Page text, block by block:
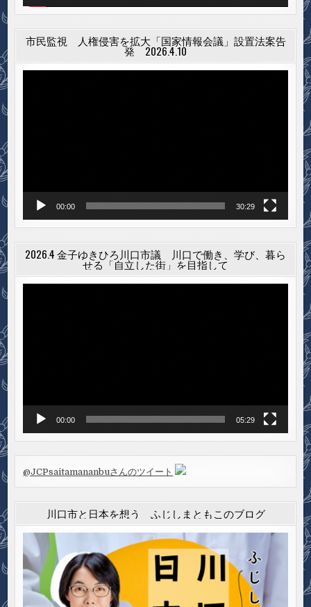
市民監視 人権侵害を拡大「国家情報会議」設置法案告
発 2026.4.10
00:00 30:29
2026.4 金子ゆきひろ川口市議 川口で働き、学び、暮ら
せる「自立した街」を目指して
00:00 05:29
@JCPsaitamananbuさんのツイート
川口市と日本を想う ふじしまともこのブログ